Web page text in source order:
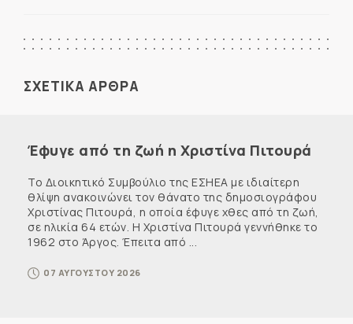
ΣΧΕΤΙΚΑ ΑΡΘΡΑ
Έφυγε από τη ζωή η Χριστίνα Πιτουρά
Το Διοικητικό Συμβούλιο της ΕΣΗΕΑ με ιδιαίτερη
θλίψη ανακοινώνει τον θάνατο της δημοσιογράφου
Χριστίνας Πιτουρά, η οποία έφυγε χθες από τη ζωή,
σε ηλικία 64 ετών. Η Χριστίνα Πιτουρά γεννήθηκε το
1962 στο Άργος. Έπειτα από ...
07 ΑΥΓΟΥΣΤΟΥ 2026